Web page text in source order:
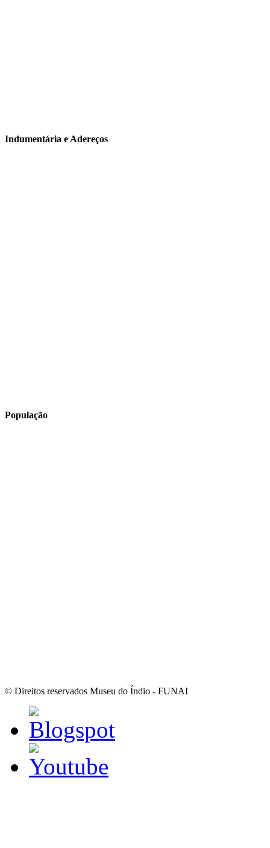
Indumentária e Adereços
População
© Direitos reservados Museu do Índio - FUNAI